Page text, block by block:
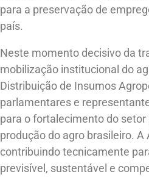
para a preservação de
país.
Neste momento decisivo da
mobilização institucional do
Distribuição de Insumos
parlamentares e
para o fortalecimento do
produção do agro brasileiro. A
contribuindo tecnicamente
previsível, sustentável e